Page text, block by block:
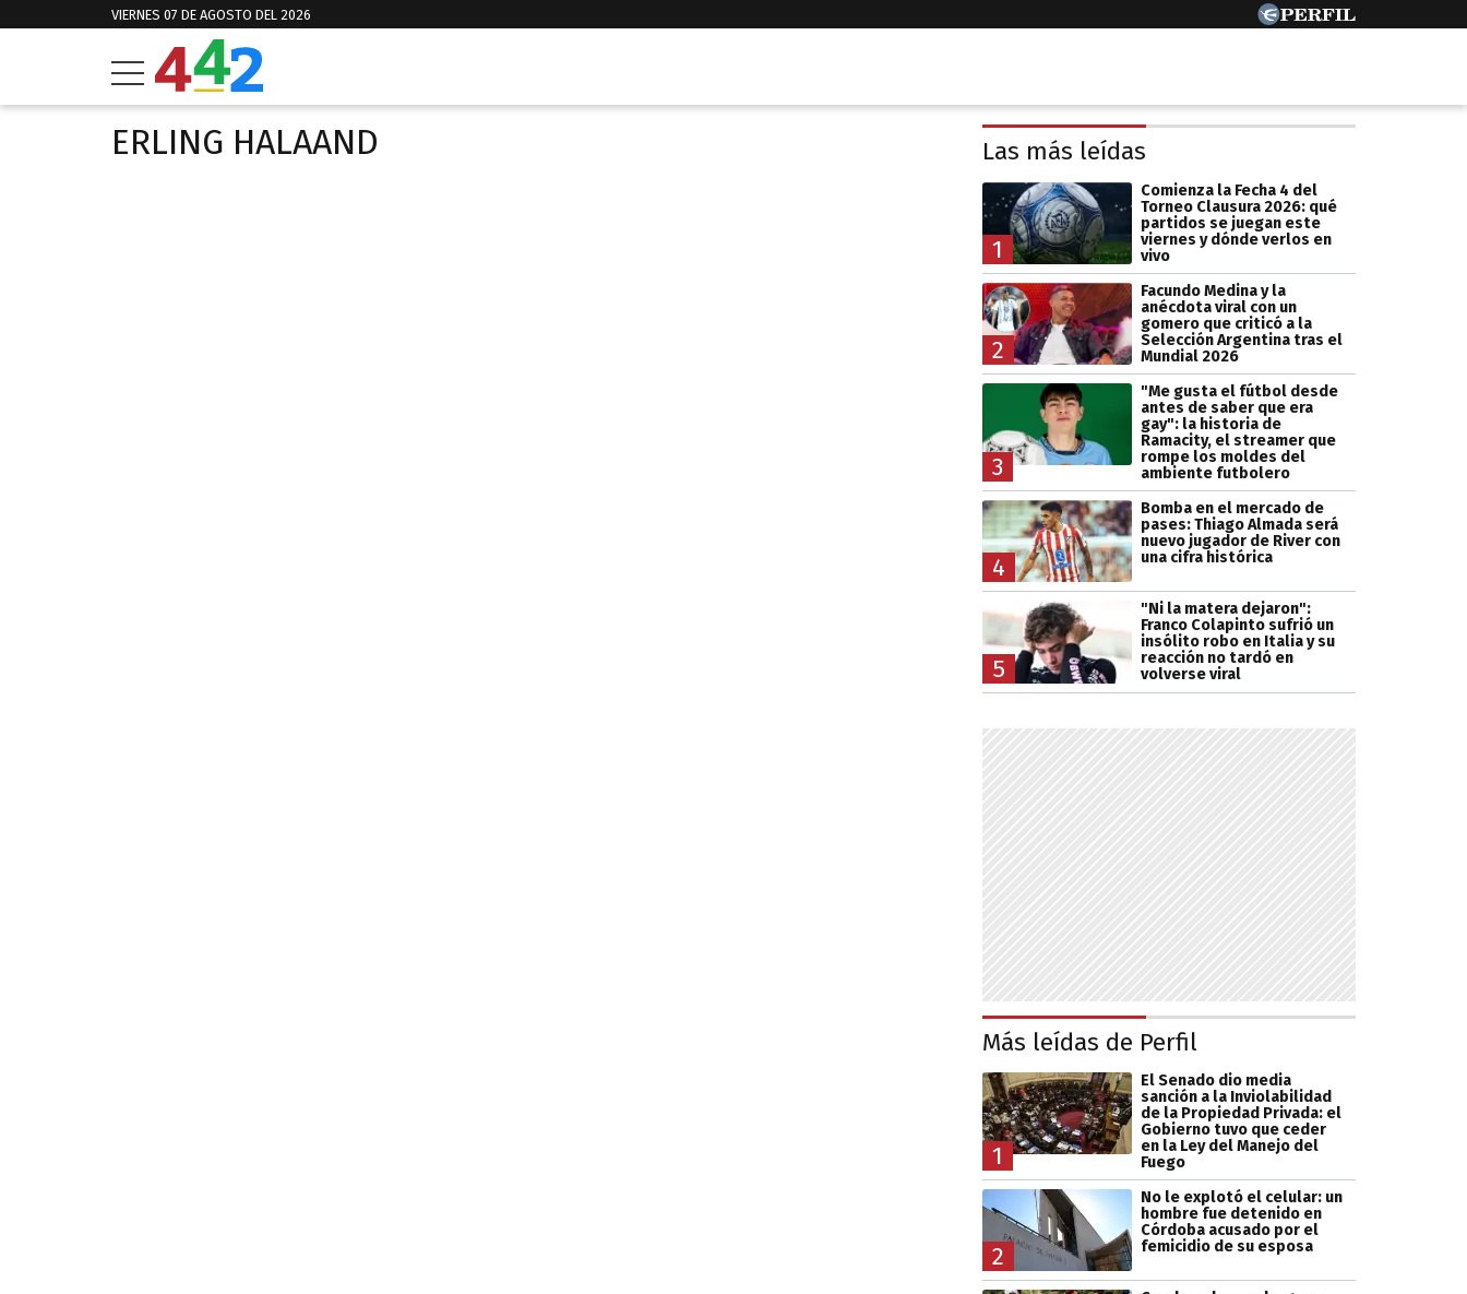
VIERNES 07 DE AGOSTO DEL 2026
ERLING HALAAND Las más leídas
1
Comienza la Fecha 4 del
Torneo Clausura 2026: qué
partidos se juegan este
viernes y dónde verlos en
vivo
2
Facundo Medina y la
anécdota viral con un
gomero que criticó a la
Selección Argentina tras el
Mundial 2026
3
"Me gusta el fútbol desde
antes de saber que era
gay": la historia de
Ramacity, el streamer que
rompe los moldes del
ambiente futbolero
4
Bomba en el mercado de
pases: Thiago Almada será
nuevo jugador de River con
una cifra histórica
5
"Ni la matera dejaron":
Franco Colapinto sufrió un
insólito robo en Italia y su
reacción no tardó en
volverse viral
Más leídas de Perfil
1
El Senado dio media
sanción a la Inviolabilidad
de la Propiedad Privada: el
Gobierno tuvo que ceder
en la Ley del Manejo del
Fuego
2
No le explotó el celular: un
hombre fue detenido en
Córdoba acusado por el
femicidio de su esposa